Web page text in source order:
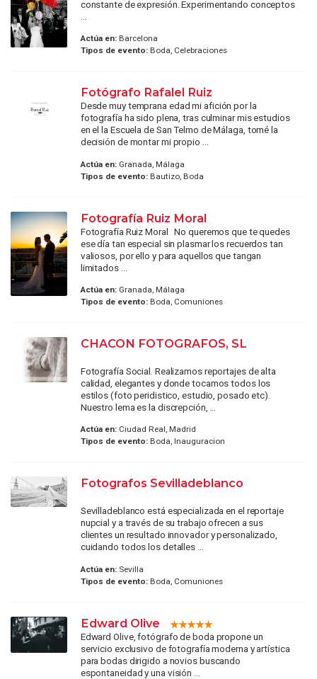
constante de expresión. Experimentando conceptos
Actúa en:Barcelona
Tipos de evento:Boda, Celebraciones
Fotógrafo Rafalel Ruiz
Desde muy temprana edad mi afición por la
fotografía ha sido plena, tras culminar mis estudios
en el la Escuela de San Telmo de Málaga, tomé la
decisión de montar mi propio ...
Actúa en:Granada, Málaga
Tipos de evento:Bautizo, Boda
Fotografía Ruiz Moral
Fotografía Ruiz Moral No queremos que te quedes
ese día tan especial sin plasmar los recuerdos tan
valiosos, por ello y para aquellos que tangan
limitados ...
Actúa en:Granada, Málaga
Tipos de evento:Boda, Comuniones
CHACON FOTOGRAFOS, SL
Fotografía Social. Realizamos reportajes de alta
calidad, elegantes y donde tocamos todos los
estilos (foto peridistico, estudio, posado etc).
Nuestro lema es la discrepción, ...
Actúa en:Ciudad Real, Madrid
Tipos de evento:Boda, Inauguracion
Fotografos Sevilladeblanco
Sevilladeblanco está especializada en el reportaje
nupcial y a través de su trabajo ofrecen a sus
clientes un resultado innovador y personalizado,
cuidando todos los detalles ...
Actúa en:Sevilla
Tipos de evento:Boda, Comuniones
Edward Olive
Edward Olive, fotógrafo de boda propone un
servicio exclusivo de fotografía moderna y artística
para bodas dirigido a novios buscando
espontaneidad y una visión ...